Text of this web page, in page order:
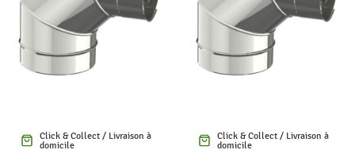
Click & Collect / Livraison à
domicile
Click & Collect / Livraison à
domicile